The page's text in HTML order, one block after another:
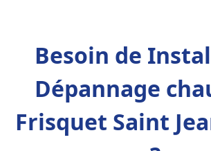
Besoin de
Dépannage
Frisquet Saint